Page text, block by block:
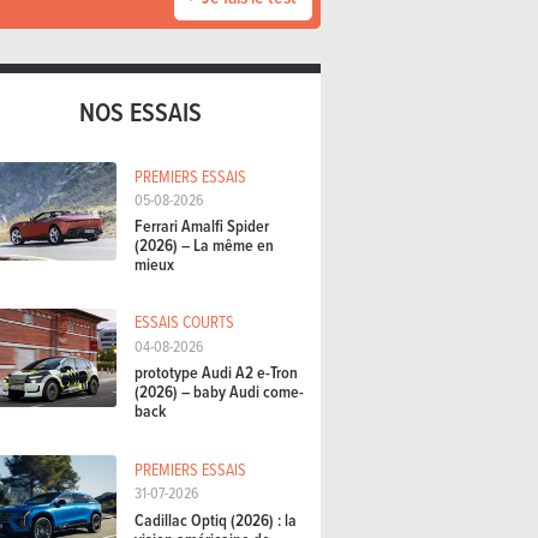
NOS ESSAIS
PREMIERS ESSAIS
05-08-2026
Ferrari Amalfi Spider
(2026) – La même en
mieux
ESSAIS COURTS
04-08-2026
prototype Audi A2 e-Tron
(2026) – baby Audi come-
back
PREMIERS ESSAIS
31-07-2026
Cadillac Optiq (2026) : la